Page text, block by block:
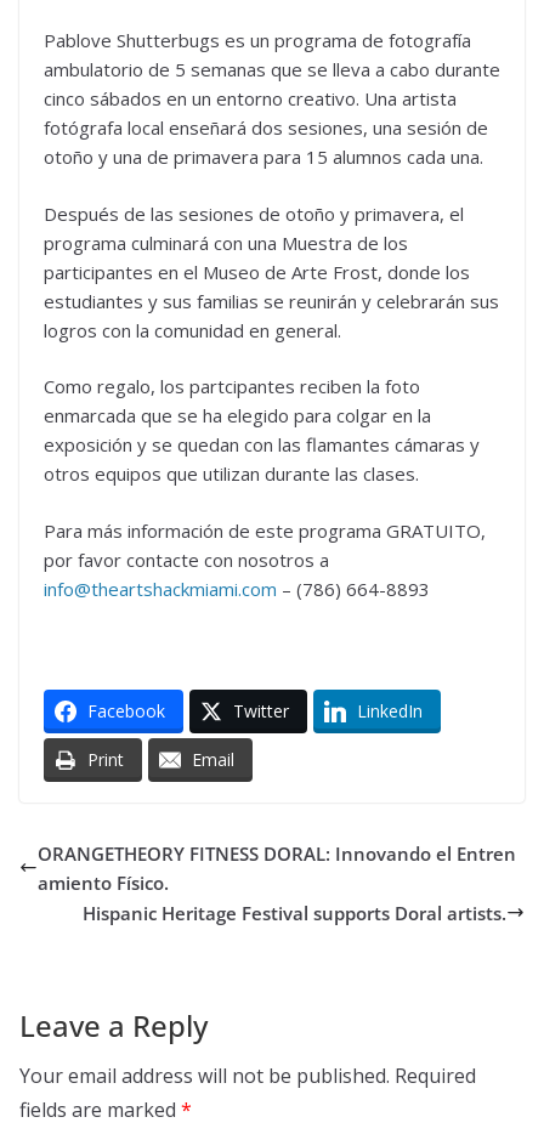
Pablove Shutterbugs es un programa de fotografía
ambulatorio de 5 semanas que se lleva a cabo durante
cinco sábados en un entorno creativo. Una artista
fotógrafa local enseñará dos sesiones, una sesión de
otoño y una de primavera para 15 alumnos cada una.
Después de las sesiones de otoño y primavera, el
programa culminará con una Muestra de los
participantes en el Museo de Arte Frost, donde los
estudiantes y sus familias se reunirán y celebrarán sus
logros con la comunidad en general.
Como regalo, los partcipantes reciben la foto
enmarcada que se ha elegido para colgar en la
exposición y se quedan con las flamantes cámaras y
otros equipos que utilizan durante las clases.
Para más información de este programa GRATUITO,
por favor contacte con nosotros a
info@theartshackmiami.com – (786) 664-8893
Facebook Twitter LinkedIn
Print Email
ORANGETHEORY FITNESS DORAL: Innovando el Entren
amiento Físico.
Hispanic Heritage Festival supports Doral artists.
Leave a Reply
Your email address will not be published. Required
fields are marked *